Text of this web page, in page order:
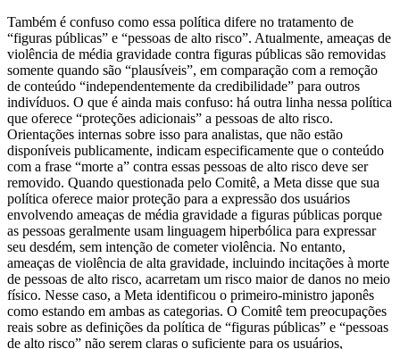
Também é confuso como essa política difere no tratamento de
“figuras públicas” e “pessoas de alto risco”. Atualmente, ameaças de
violência de média gravidade contra figuras públicas são removidas
somente quando são “plausíveis”, em comparação com a remoção
de conteúdo “independentemente da credibilidade” para outros
indivíduos. O que é ainda mais confuso: há outra linha nessa política
que oferece “proteções adicionais” a pessoas de alto risco.
Orientações internas sobre isso para analistas, que não estão
disponíveis publicamente, indicam especificamente que o conteúdo
com a frase “morte a” contra essas pessoas de alto risco deve ser
removido. Quando questionada pelo Comitê, a Meta disse que sua
política oferece maior proteção para a expressão dos usuários
envolvendo ameaças de média gravidade a figuras públicas porque
as pessoas geralmente usam linguagem hiperbólica para expressar
seu desdém, sem intenção de cometer violência. No entanto,
ameaças de violência de alta gravidade, incluindo incitações à morte
de pessoas de alto risco, acarretam um risco maior de danos no meio
físico. Nesse caso, a Meta identificou o primeiro-ministro japonês
como estando em ambas as categorias. O Comitê tem preocupações
reais sobre as definições da política de “figuras públicas” e “pessoas
de alto risco” não serem claras o suficiente para os usuários,